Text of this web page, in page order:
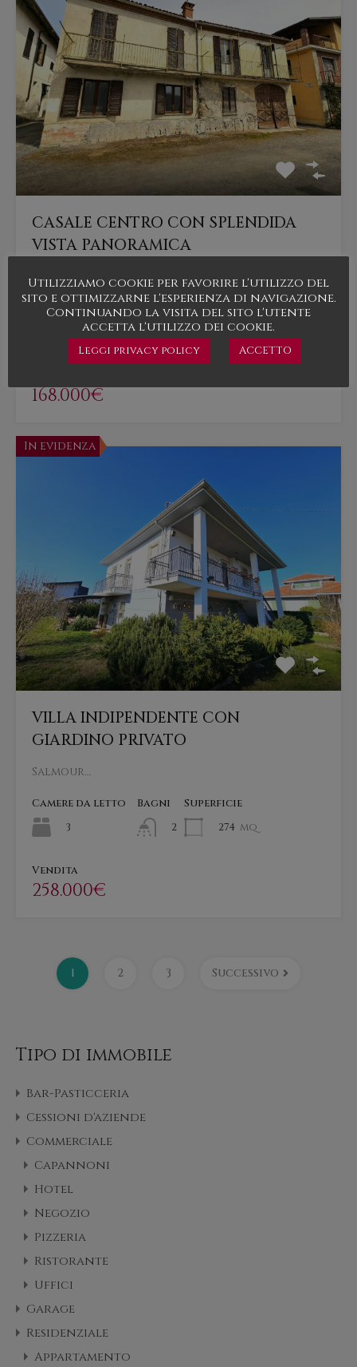
CASALE CENTRO CON SPLENDIDA
VISTA PANORAMICA
Bene…
Camere da letto
Bagni
2
Superficie
250mq
168.000€
In evidenza
VILLA INDIPENDENTE CON
GIARDINO PRIVATO
Salmour…
Camere da letto
3
Bagni
2
Superficie
274 mq
Vendita
258.000€
1 2 3 Successivo
Tipo di immobile
Bar-Pasticceria
Cessioni d'aziende
Commerciale
Capannoni
Hotel
Negozio
Pizzeria
Ristorante
Uffici
Garage
Residenziale
Appartamento
Utilizziamo cookie per favorire l'utilizzo del
sito e ottimizzarne l'esperienza di navigazione.
Continuando la visita del sito l'utente
accetta l'utilizzo dei cookie.
Leggi privacy policy ACCETTO